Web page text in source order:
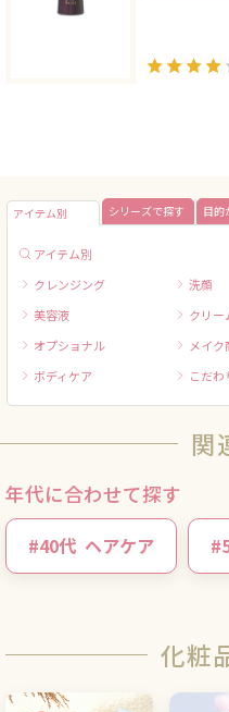
アイテム別 シリーズで探す 目的
アイテム別
クレンジング
洗顔
美容液
クリー
オプショナル
メイク
ボディケア
こだわ
関
年代に合わせて探す
#40代 ヘアケア #
化粧